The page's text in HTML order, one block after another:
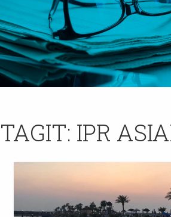
TAGIT: IPR